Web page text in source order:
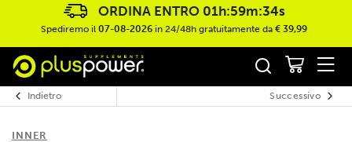
ORDINA ENTRO 01h:59m:34s
Spediremo il 07-08-2026 in 24/48h gratuitamente da € 39,99
Indietro Successivo
INNER